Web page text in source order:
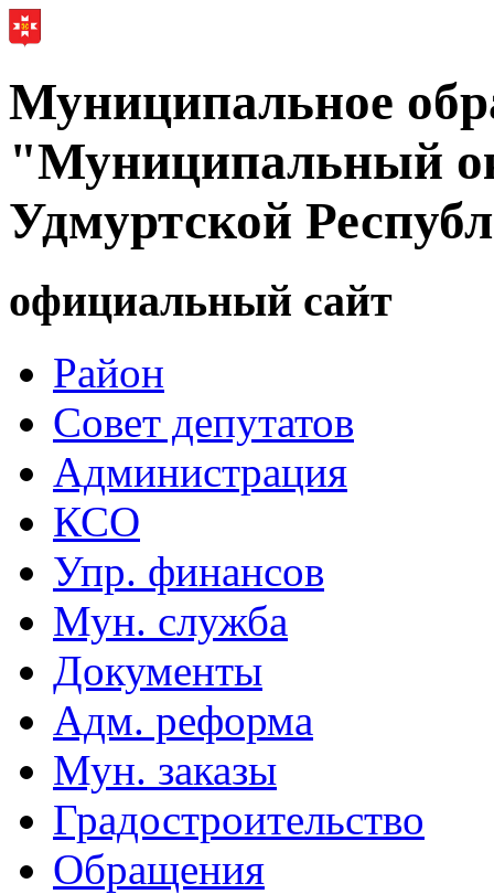
Муниципальное
"Муниципальный
Удмуртской
официальный сайт
Район
Совет депутатов
Администрация
КСО
Упр. финансов
Мун. служба
Документы
Адм. реформа
Мун. заказы
Градостроительство
Обращения